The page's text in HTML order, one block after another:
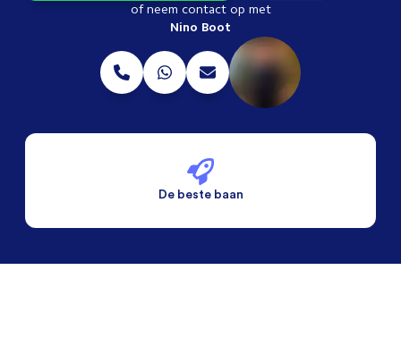
of neem contact op met
Nino Boot
De beste baan